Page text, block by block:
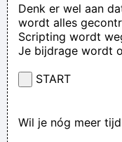
Denk er wel aan
wordt alles
Scripting wordt
Je bijdrage wordt
START
Wil je nóg meer